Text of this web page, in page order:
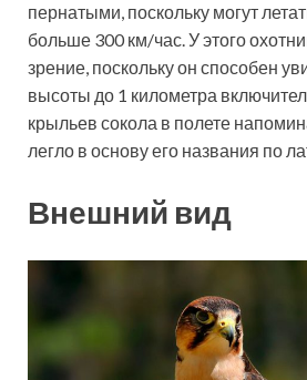
пернатыми, поскольку могут
больше 300 км/час. У этого
зрение, поскольку он способен
высоты до 1 километра
крыльев сокола в полете
легло в основу его названия по
Внешний вид